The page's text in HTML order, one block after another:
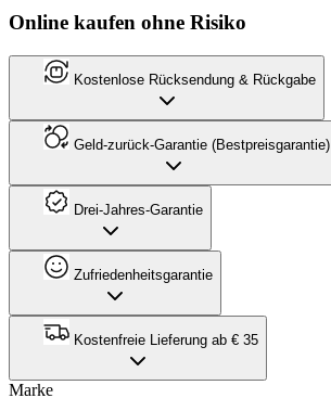
Online kaufen ohne Risiko
Kostenlose Rücksendung & Rückgabe
Geld-zurück-Garantie (Bestpreisgarantie)
Drei-Jahres-Garantie
Zufriedenheitsgarantie
Kostenfreie Lieferung ab € 35
Marke